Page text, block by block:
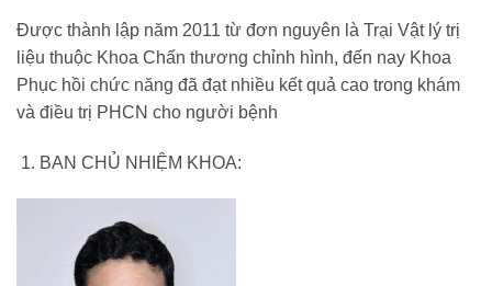
Được thành lập năm 2011 từ đơn nguyên là Trại Vật lý trị
liệu thuộc Khoa Chấn thương chỉnh hình, đến nay Khoa
Phục hồi chức năng đã đạt nhiều kết quả cao trong khám
và điều trị PHCN cho người bệnh
BAN CHỦ NHIỆM KHOA: